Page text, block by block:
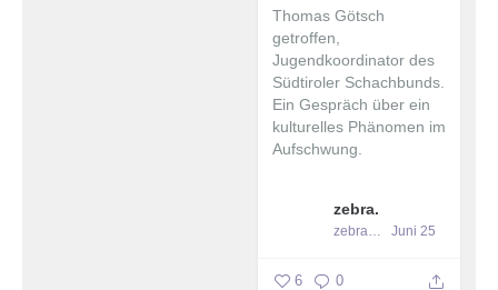
Thomas Götsch
getroffen,
Jugendkoordinator des
Südtiroler Schachbunds.
Ein Gespräch über ein
kulturelles Phänomen im
Aufschwung. ️
zebra.
zebra_streetpaper Juni 25
6 0